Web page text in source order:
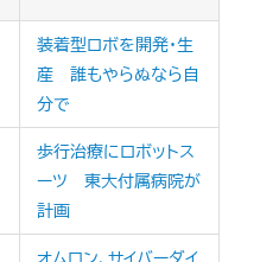
装着型ロボを開発・生
産 誰もやらぬなら自
分で
歩行治療にロボットス
ーツ 東大付属病院が
計画
オムロン、サイバーダイ